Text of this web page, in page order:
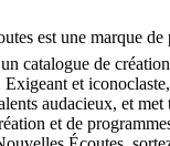
est une marque de
catalogue de
Exigeant et
audacieux, et
et de